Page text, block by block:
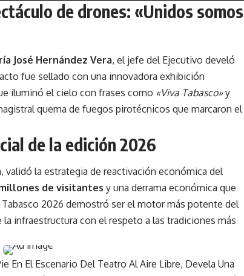
de drones: «Unidos somos
José Hernández Vera, el jefe del Ejecutivo develó
fue sellado con una innovadora exhibición
iluminó el cielo con frases como «Viva Tabasco» y
quema de fuegos pirotécnicos que marcaron el
de la edición 2026
validó la estrategia de reactivación económica del
de visitantes y una derrama económica que
Tabasco 2026 demostró ser el motor más potente del
infraestructura con el respeto a las tradiciones más